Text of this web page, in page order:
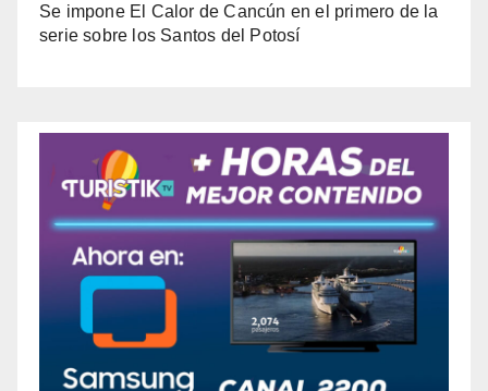
Se impone El Calor de Cancún en el primero de la
serie sobre los Santos del Potosí